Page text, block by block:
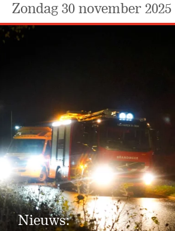
zondag 30 november 2025
Nieuws: